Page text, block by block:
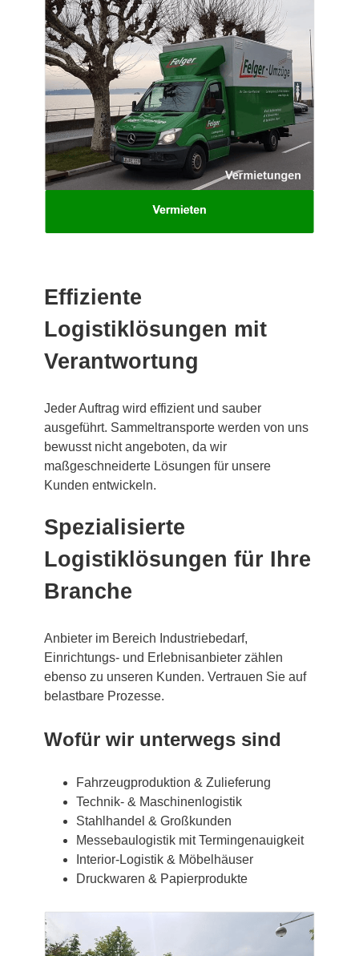
Effiziente
Logistiklösungen mit
Verantwortung
Jeder Auftrag wird effizient und sauber
ausgeführt. Sammeltransporte werden von uns
bewusst nicht angeboten, da wir
maßgeschneiderte Lösungen für unsere
Kunden entwickeln.
Spezialisierte
Logistiklösungen für Ihre
Branche
Anbieter im Bereich Industriebedarf,
Einrichtungs- und Erlebnisanbieter zählen
ebenso zu unseren Kunden. Vertrauen Sie auf
belastbare Prozesse.
Wofür wir unterwegs sind
Fahrzeugproduktion & Zulieferung
Technik- & Maschinenlogistik
Stahlhandel & Großkunden
Messebaulogistik mit Termingenauigkeit
Interior-Logistik & Möbelhäuser
Druckwaren & Papierprodukte